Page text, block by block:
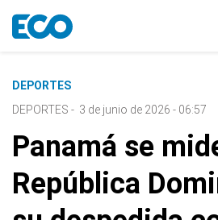
DEPORTES
DEPORTES - 3 de junio de 2026 - 06:57
Panamá se
República